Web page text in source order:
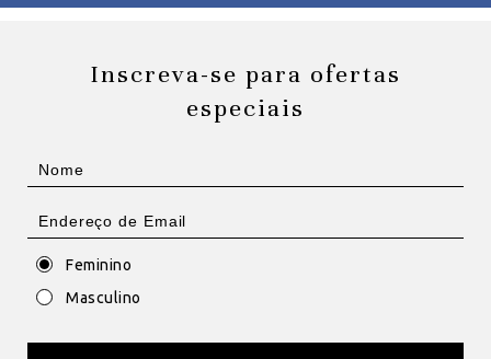
Inscreva-se para ofertas
especiais
Feminino
Masculino